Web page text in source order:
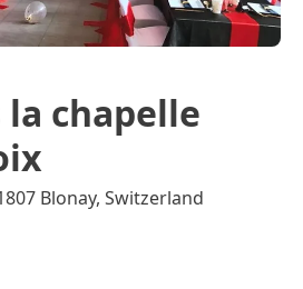
la chapelle
Blonay, Switzerland